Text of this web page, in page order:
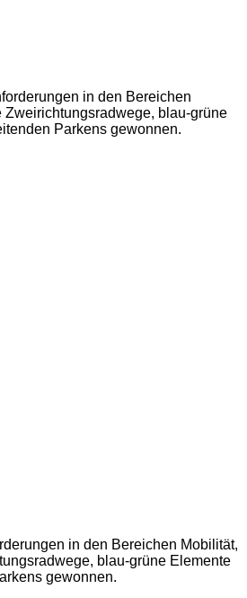
in den Bereichen Mobilität,
blau-grüne Elemente
gewonnen.